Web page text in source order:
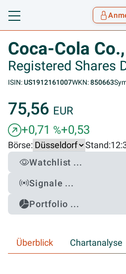
Toggle navigation
Coca-Cola
Registered Shares
ISIN:US1912161007WKN:850663
75,56 EUR
+0,71 %+0,53
Börse: Stand:
Watchlist ...
Signale ...
Portfolio ...
Überblick Chartanalyse